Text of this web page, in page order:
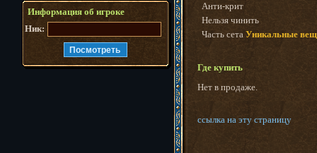
Анти-крит
Нельзя чинить
Часть сета Уникальные
Где купить
Нет в продаже.
ссылка на эту страницу
Информация об игроке
Ник: